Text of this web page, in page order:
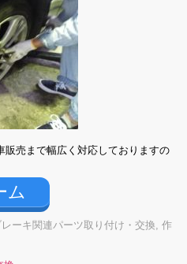
売まで幅広く対応しておりますの
ム
レーキ関連パーツ取り付け・交換, 作